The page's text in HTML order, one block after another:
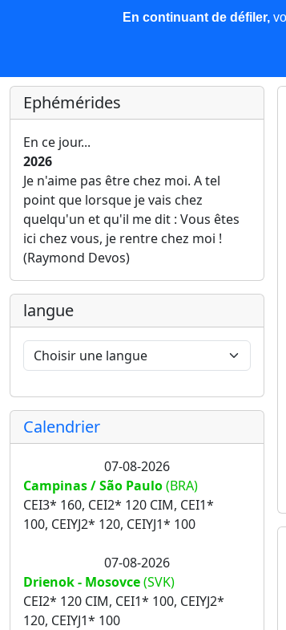
Les nouvelles Base de
Ephémérides
En ce jour...
2026
Je n'aime pas être chez moi. A tel
point que lorsque je vais chez
quelqu'un et qu'il me dit : Vous êtes
ici chez vous, je rentre chez moi !
(Raymond Devos)
langue
Calendrier
07-08-2026
Campinas / São Paulo(BRA)
CEI3* 160, CEI2* 120 CIM, CEI1*
100, CEIYJ2* 120, CEIYJ1* 100
07-08-2026
Drienok - Mosovce(SVK)
CEI2* 120 CIM, CEI1* 100, CEIYJ2*
120, CEIYJ1* 100
En continuant de défiler,